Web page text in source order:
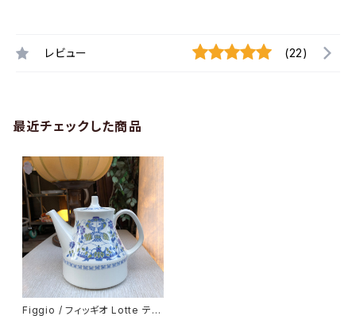
レビュー (22)
最近チェックした商品
Figgio / フィッギオ Lotte ティ